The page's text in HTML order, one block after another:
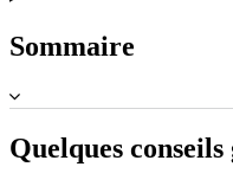
Sommaire
Quelques